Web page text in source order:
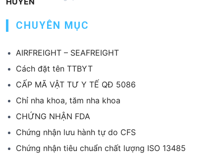
CHUYÊN MỤC
AIRFREIGHT – SEAFREIGHT
Cách đặt tên TTBYT
CẤP MÃ VẬT TƯ Y TẾ QĐ 5086
Chỉ nha khoa, tăm nha khoa
CHỨNG NHẬN FDA
Chứng nhận lưu hành tự do CFS
Chứng nhận tiêu chuẩn chất lượng ISO 13485